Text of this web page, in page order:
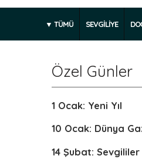
TÜMÜ SEVGİLİYE
Özel Günler
1 Ocak: Yeni Yıl
10 Ocak: Dünya
14 Şubat: Sevgililer